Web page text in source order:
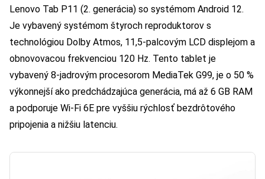
Lenovo Tab P11 (2. generácia) so systémom Android 12.
Je vybavený systémom štyroch reproduktorov s
technológiou Dolby Atmos, 11,5-palcovým LCD displejom a
obnovovacou frekvenciou 120 Hz. Tento tablet je
vybavený 8-jadrovým procesorom MediaTek G99, je o 50 %
výkonnejší ako predchádzajúca generácia, má až 6 GB RAM
a podporuje Wi-Fi 6E pre vyššiu rýchlosť bezdrôtového
pripojenia a nižšiu latenciu.